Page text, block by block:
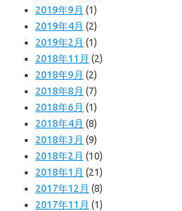
2019年9月 (1)
2019年4月 (2)
2019年2月 (1)
2018年11月 (2)
2018年9月 (2)
2018年8月 (7)
2018年6月 (1)
2018年4月 (8)
2018年3月 (9)
2018年2月 (10)
2018年1月 (21)
2017年12月 (8)
2017年11月 (1)